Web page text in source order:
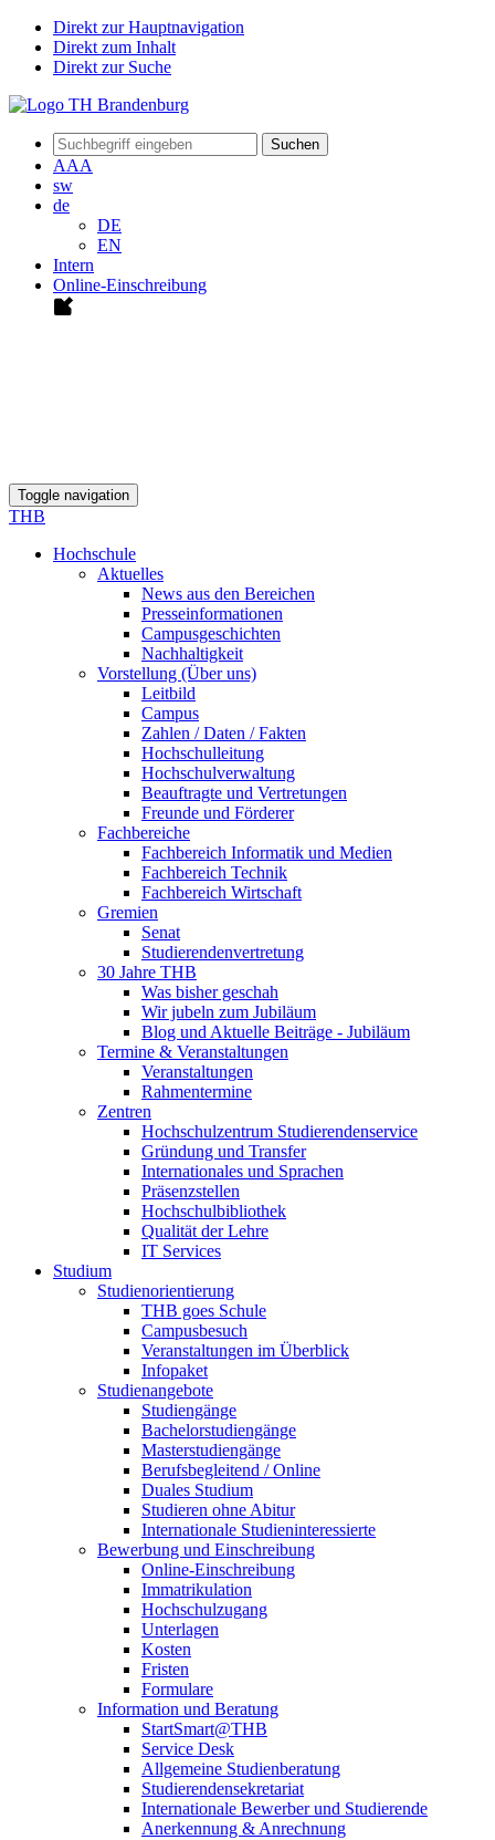
Direkt zur Hauptnavigation
Direkt zum Inhalt
Direkt zur Suche
Suchen
AAA
sw
de
DE
EN
Intern
Online-Einschreibung
Toggle navigation
THB
Hochschule
Aktuelles
News aus den Bereichen
Presseinformationen
Campusgeschichten
Nachhaltigkeit
Vorstellung (Über uns)
Leitbild
Campus
Zahlen / Daten / Fakten
Hochschulleitung
Hochschulverwaltung
Beauftragte und Vertretungen
Freunde und Förderer
Fachbereiche
Fachbereich Informatik und Medien
Fachbereich Technik
Fachbereich Wirtschaft
Gremien
Senat
Studierendenvertretung
30 Jahre THB
Was bisher geschah
Wir jubeln zum Jubiläum
Blog und Aktuelle Beiträge - Jubiläum
Termine & Veranstaltungen
Veranstaltungen
Rahmentermine
Zentren
Hochschulzentrum Studierendenservice
Gründung und Transfer
Internationales und Sprachen
Präsenzstellen
Hochschulbibliothek
Qualität der Lehre
IT Services
Studium
Studienorientierung
THB goes Schule
Campusbesuch
Veranstaltungen im Überblick
Infopaket
Studienangebote
Studiengänge
Bachelorstudiengänge
Masterstudiengänge
Berufsbegleitend / Online
Duales Studium
Studieren ohne Abitur
Internationale Studieninteressierte
Bewerbung und Einschreibung
Online-Einschreibung
Immatrikulation
Hochschulzugang
Unterlagen
Kosten
Fristen
Formulare
Information und Beratung
StartSmart@THB
Service Desk
Allgemeine Studienberatung
Studierendensekretariat
Internationale Bewerber und Studierende
Anerkennung & Anrechnung